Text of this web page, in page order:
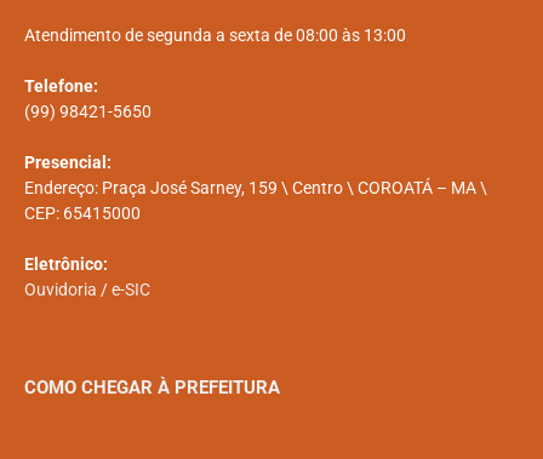
Atendimento de segunda a sexta de 08:00 às 13:00
Telefone:
(99) 98421-5650
Presencial:
Endereço: Praça José Sarney, 159 \ Centro \ COROATÁ – MA \
CEP: 65415000
Eletrônico:
Ouvidoria /e-SIC
COMO CHEGAR À PREFEITURA